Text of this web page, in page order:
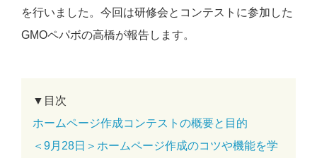
を行いました。今回は研修会とコンテストに参加した
GMOペパボの高橋が報告します。
▼目次
ホームページ作成コンテストの概要と目的
＜9月28日＞ホームページ作成のコツや機能を学